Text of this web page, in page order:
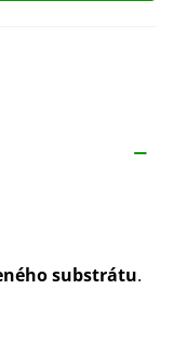
substrátu.